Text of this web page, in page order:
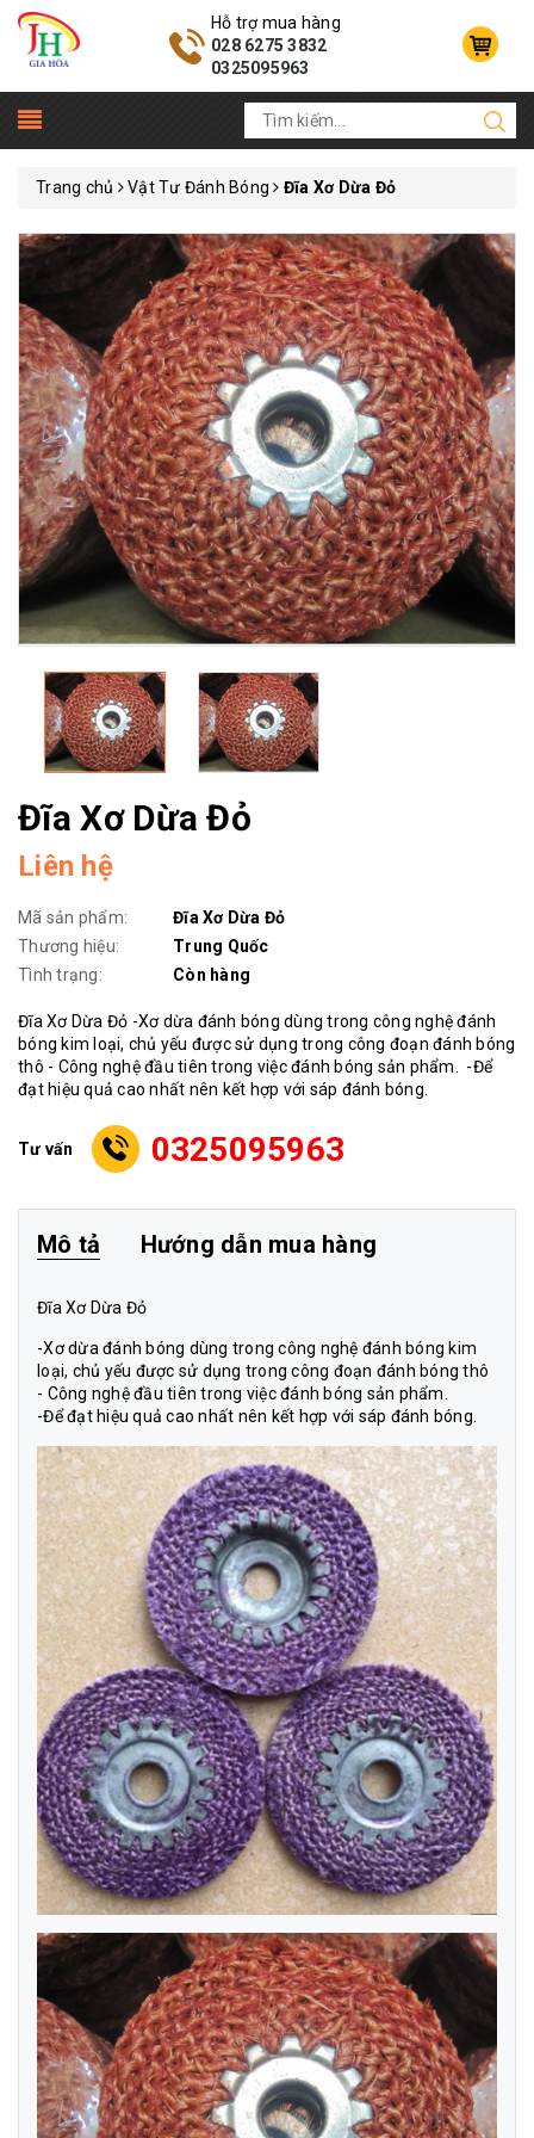
Hỗ trợ mua hàng
028 6275 3832
0325095963
Trang chủ Vật Tư Đánh Bóng Đĩa Xơ Dừa Đỏ
Đĩa Xơ Dừa Đỏ
Liên hệ
Mã sản phẩm:
Đĩa Xơ Dừa Đỏ
Thương hiệu:
Trung Quốc
Tình trạng:
Còn hàng
Đĩa Xơ Dừa Đỏ -Xơ dừa đánh bóng dùng trong công nghệ đánh
bóng kim loại, chủ yếu được sử dụng trong công đoạn đánh bóng
thô - Công nghệ đầu tiên trong việc đánh bóng sản phẩm. -Để
đạt hiệu quả cao nhất nên kết hợp với sáp đánh bóng.
Tư vấn 0325095963
Mô tả Hướng dẫn mua hàng
Đĩa Xơ Dừa Đỏ
-Xơ dừa đánh bóng dùng trong công nghệ đánh bóng kim
loại, chủ yếu được sử dụng trong công đoạn đánh bóng thô
- Công nghệ đầu tiên trong việc đánh bóng sản phẩm.
-Để đạt hiệu quả cao nhất nên kết hợp với sáp đánh bóng.